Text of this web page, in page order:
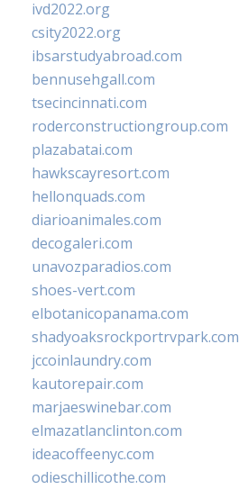
ivd2022.org
csity2022.org
ibsarstudyabroad.com
bennusehgall.com
tsecincinnati.com
roderconstructiongroup.com
plazabatai.com
hawkscayresort.com
hellonquads.com
diarioanimales.com
decogaleri.com
unavozparadios.com
shoes-vert.com
elbotanicopanama.com
shadyoaksrockportrvpark.com
jccoinlaundry.com
kautorepair.com
marjaeswinebar.com
elmazatlanclinton.com
ideacoffeenyc.com
odieschillicothe.com